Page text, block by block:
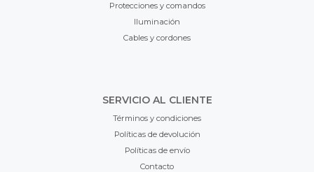
Protecciones y comandos
Iluminación
Cables y cordones
SERVICIO AL CLIENTE
Términos y condiciones
Políticas de devolución
Políticas de envío
Contacto